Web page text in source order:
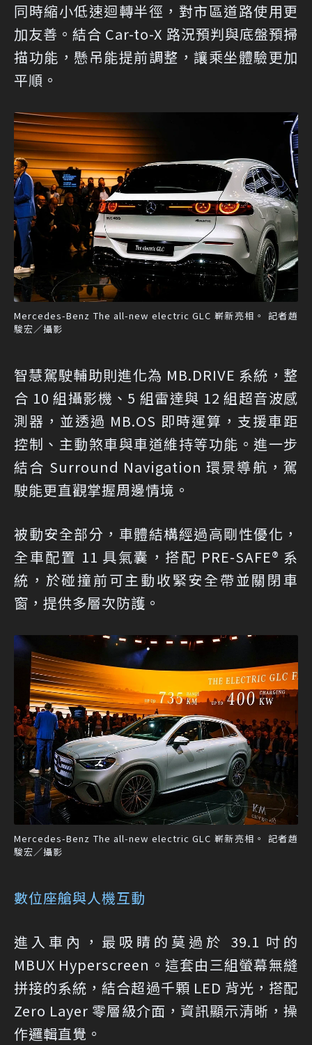
同時縮小低速迴轉半徑，對市區道路使用更
加友善。結合 Car-to-X 路況預判與底盤預掃
描功能，懸吊能提前調整，讓乘坐體驗更加
平順。
Mercedes-Benz The all-new electric GLC 嶄新亮相。 記者趙
駿宏／攝影
智慧駕駛輔助則進化為 MB.DRIVE 系統，整
合 10 組攝影機、5 組雷達與 12 組超音波感
測器，並透過 MB.OS 即時運算，支援車距
控制、主動煞車與車道維持等功能。進一步
結合 Surround Navigation 環景導航，駕
駛能更直觀掌握周邊情境。
被動安全部分，車體結構經過高剛性優化，
全車配置 11 具氣囊，搭配 PRE-SAFE® 系
統，於碰撞前可主動收緊安全帶並關閉車
窗，提供多層次防護。
Mercedes-Benz The all-new electric GLC 嶄新亮相。 記者趙
駿宏／攝影
數位座艙與人機互動
進入車內，最吸睛的莫過於 39.1 吋的
MBUX Hyperscreen。這套由三組螢幕無縫
拼接的系統，結合超過千顆 LED 背光，搭配
Zero Layer 零層級介面，資訊顯示清晰，操
作邏輯直覺。